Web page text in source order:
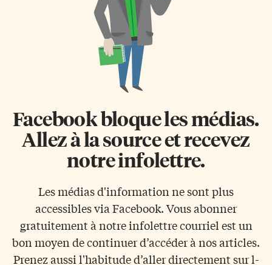
Facebook bloque les médias.
Allez à la source et recevez
notre infolettre.
Les médias d'information ne sont plus
accessibles via Facebook. Vous abonner
gratuitement à notre infolettre courriel est un
bon moyen de continuer d’accéder à nos articles.
Prenez aussi l'habitude d’aller directement sur l-